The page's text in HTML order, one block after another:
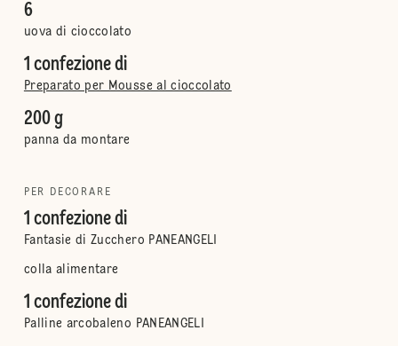
6
uova di cioccolato
1 confezione di
Preparato per Mousse al cioccolato
200 g
panna da montare
PER DECORARE
1 confezione di
Fantasie di Zucchero PANEANGELI
colla alimentare
1 confezione di
Palline arcobaleno PANEANGELI